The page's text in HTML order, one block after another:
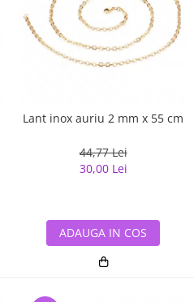
Lant inox auriu 2 mm x 55 cm
44,77 Lei
30,00 Lei
ADAUGA IN COS